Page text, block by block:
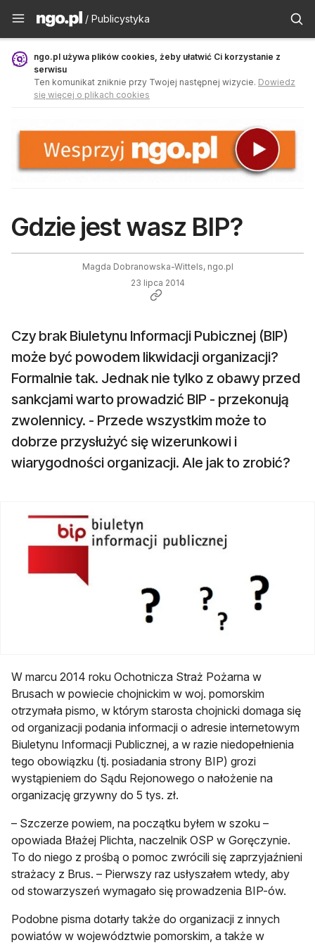
Publicystyka - ngo.pl
/ Publicystyka
ngo.pl używa plików cookies, żeby ułatwić Ci korzystanie z
serwisu
Ten komunikat zniknie przy Twojej następnej wizycie. Dowiedz
się więcej o plikach cookies
Gdzie jest wasz BIP?
Magda Dobranowska-Wittels, ngo.pl
23 lipca 2014
Czy brak Biuletynu Informacji Pubicznej (BIP)
może być powodem likwidacji organizacji?
Formalnie tak. Jednak nie tylko z obawy przed
sankcjami warto prowadzić BIP - przekonują
zwolennicy. - Przede wszystkim może to
dobrze przysłużyć się wizerunkowi i
wiarygodności organizacji. Ale jak to zrobić?
W marcu 2014 roku Ochotnicza Straż Pożarna w
Brusach w powiecie chojnickim w woj. pomorskim
otrzymała pismo, w którym starosta chojnicki domaga się
od organizacji podania informacji o adresie internetowym
Biuletynu Informacji Publicznej, a w razie niedopełnienia
tego obowiązku (tj. posiadania strony BIP) grozi
wystąpieniem do Sądu Rejonowego o nałożenie na
organizację grzywny do 5 tys. zł.
– Szczerze powiem, na początku byłem w szoku –
opowiada Błażej Plichta, naczelnik OSP w Goręczynie.
To do niego z prośbą o pomoc zwrócili się zaprzyjaźnieni
strażacy z Brus. – Pierwszy raz usłyszałem wtedy, aby
od stowarzyszeń wymagało się prowadzenia BIP-ów.
Podobne pisma dotarły także do organizacji z innych
powiatów w województwie pomorskim, a także w